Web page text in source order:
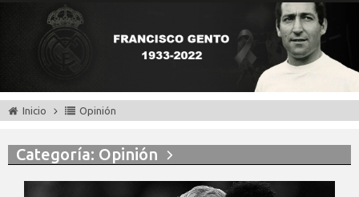
Inicio Opinión
Categoría: Opinión